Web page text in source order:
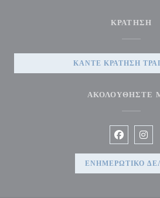
ΚΡΆΤΗΣΗ
ΚΆΝΤΕ ΚΡΆΤΗΣΗ
ΑΚΟΛΟΥΘΉΣΤΕ
Facebook
ΕΝΗΜΕΡΩΤΙΚΌ